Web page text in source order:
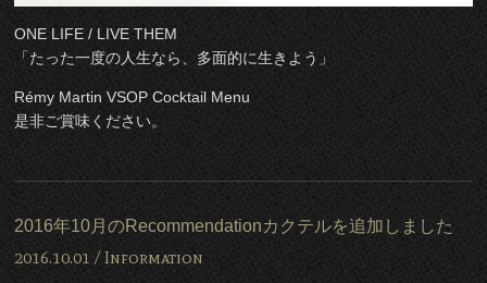
ONE LIFE / LIVE THEM
「たった一度の人生なら、多面的に生きよう」
Rémy Martin VSOP Cocktail Menu
是非ご賞味ください。
2016年10月のRecommendationカクテルを追加しました
2016.10.01 /Information